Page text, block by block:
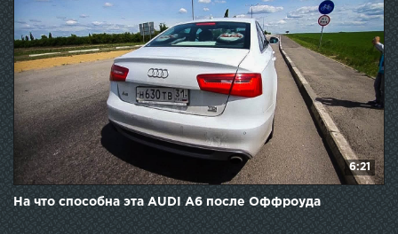
6:21
На что способна эта AUDI A6 после Оффроуда